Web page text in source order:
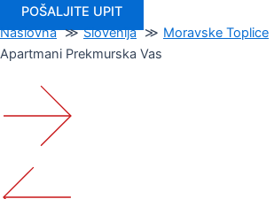
POŠALJITE UPIT
Naslovna
Slovenija
Moravske Toplice
Apartmani Prekmurska Vas